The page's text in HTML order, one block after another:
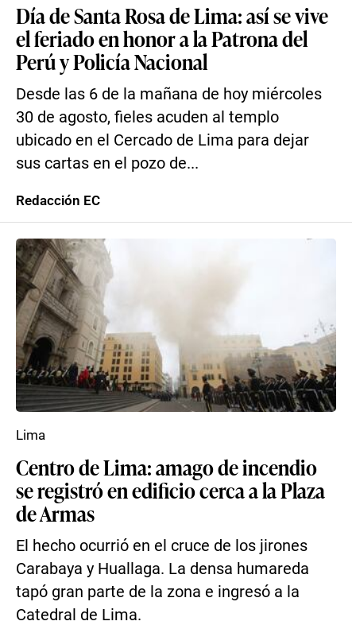
Día de Santa Rosa de Lima: así se vive
el feriado en honor a la Patrona del
Perú y Policía Nacional
Desde las 6 de la mañana de hoy miércoles
30 de agosto, fieles acuden al templo
ubicado en el Cercado de Lima para dejar
sus cartas en el pozo de...
Redacción EC
Centro de Lima: amago de incendio
se registró en edificio cerca a la Plaza
de Armas
El hecho ocurrió en el cruce de los jirones
Carabaya y Huallaga. La densa humareda
tapó gran parte de la zona e ingresó a la
Catedral de Lima.
Lima